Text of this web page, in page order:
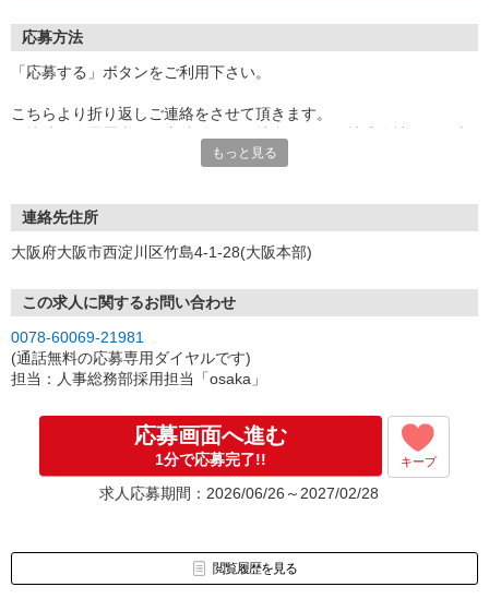
応募方法
「応募する」ボタンをご利用下さい。
こちらより折り返しご連絡をさせて頂きます。
もっと見る
連絡先住所
大阪府大阪市西淀川区竹島4-1-28(大阪本部)
この求人に関するお問い合わせ
0078-60069-21981
(通話無料の応募専用ダイヤルです)
担当：人事総務部採用担当「osaka」
応募画面へ進む
1分で応募完了!! キープ
求人応募期間：2026/06/26～2027/02/28
閲覧履歴を見る